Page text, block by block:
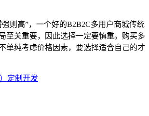
则高”，一个好的B2B2C多用户商城传统
至关重要，因此选择一定要慎重。购买多
单纯考虑价格因素，要选择适合自己的才
定制开发